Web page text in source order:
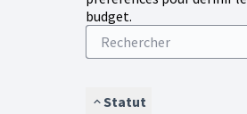
budget.
Statut